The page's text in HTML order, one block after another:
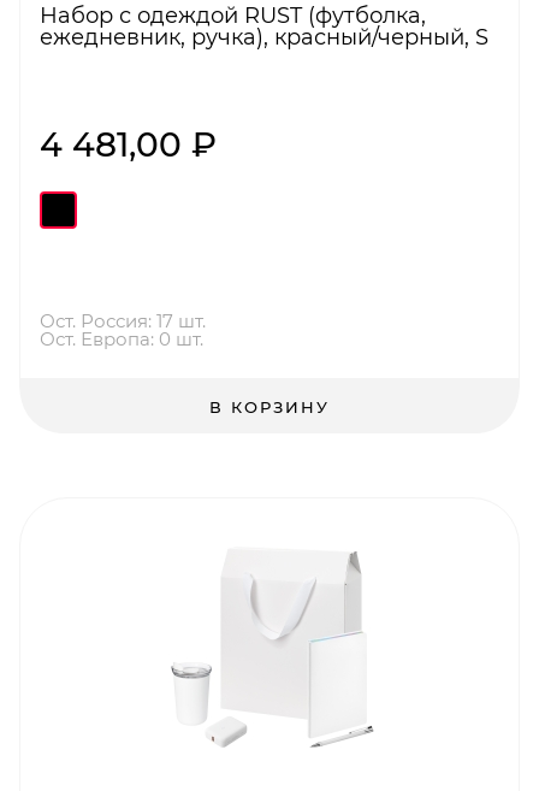
Набор с одеждой RUST (футболка,
ежедневник, ручка), красный/черный, S
4 481,00 ₽
Ост. Россия: 17 шт.
Ост. Европа: 0 шт.
В КОРЗИНУ